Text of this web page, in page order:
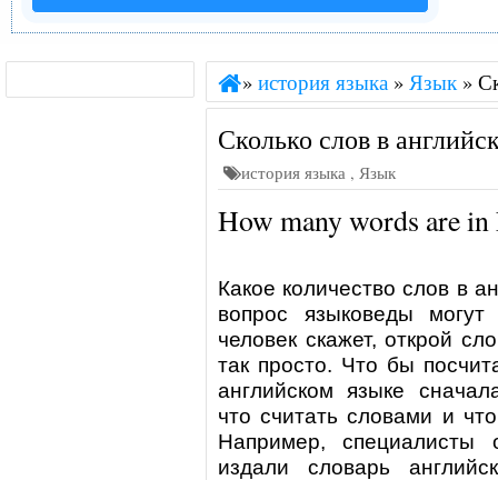
» история языка » Язык »
Сколько слов в
история языка , Язык
How many words are
Какое количество слов в
вопрос языковеды
человек скажет, открой
так просто. Что бы
английском языке
что считать словами и
Например, специалисты
издали словарь